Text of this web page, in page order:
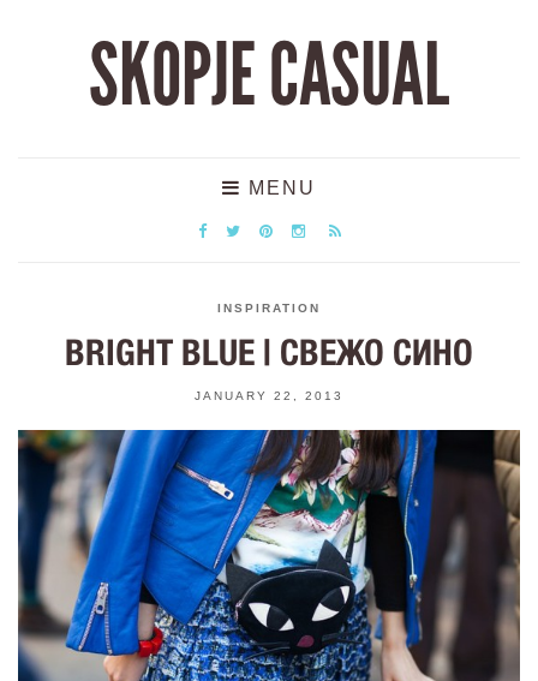
SKOPJE CASUAL
MENU
INSPIRATION
BRIGHT BLUE | СВЕЖО СИНО
JANUARY 22, 2013